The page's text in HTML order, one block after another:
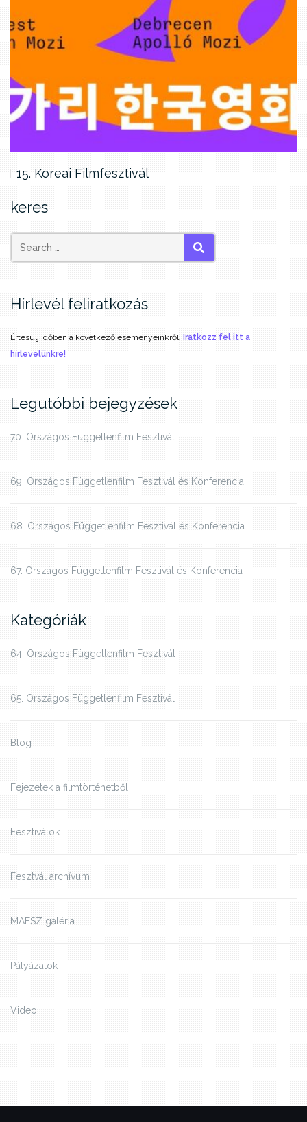
15. Koreai Filmfesztivál
keres
SEARCH
Hírlevél feliratkozás
Értesülj időben a következő eseményeinkről. Iratkozz fel itt a
hírlevelünkre!
Legutóbbi bejegyzések
70. Országos Függetlenfilm Fesztivál
69. Országos Függetlenfilm Fesztivál és Konferencia
68. Országos Függetlenfilm Fesztivál és Konferencia
67. Országos Függetlenfilm Fesztivál és Konferencia
Kategóriák
64. Országos Függetlenfilm Fesztivál
65. Országos Függetlenfilm Fesztivál
Blog
Fejezetek a filmtörténetből
Fesztiválok
Fesztvál archívum
MAFSZ galéria
Pályázatok
Video